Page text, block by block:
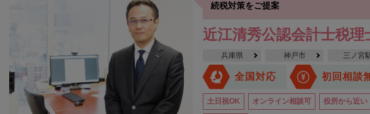
続税対策をご提案
近江清秀公認会計士税理
兵庫県 神戸市 三ノ宮
全国対応 初回相談
土日祝OK オンライン相談可 役所から近い